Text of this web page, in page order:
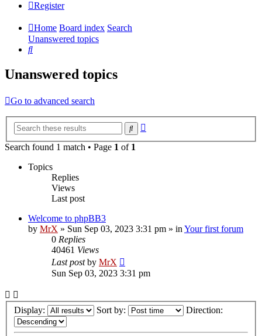
Register
Home Board index Search
Unanswered topics
Search
Unanswered topics
Go to advanced search
Search
Search found 1 match • Page 1 of 1
Topics
Replies
Views
Last post
Welcome to phpBB3
by MrX » Sun Sep 03, 2023 3:31 pm » in Your first forum
0 Replies
40461 Views
Last postby MrX
Sun Sep 03, 2023 3:31 pm
Display: Sort by: Direction: